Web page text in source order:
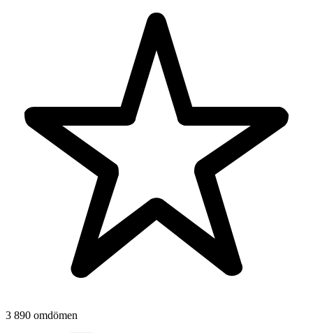
3 890 omdömen